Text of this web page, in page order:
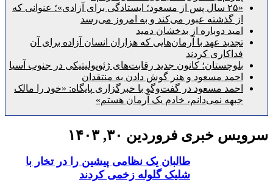
«۲۵ سال پس از مسعود؛ ایستادگی برای آزادی»؛ عنوانی که
از گذشته عبور می‌کند و به امروز می‌رسد
امید دوباره از بدخشان دمید
تجدید عهد با آرمان‌هایی که هزاران انسان آزاده برای آن
فداکاری کردند
بلوچستان؛ کانون جدید رقابت‌های ژئوپولیتیکی در جنوب آسیا
احمد مسعود و هنر گوش دادن به منتقدان
احمد مسعود در گفت‌وگو با خبرگزاری پایگاه: «خود را مالک
جبهه نمی‌دانم، خادم یک آرمان هستم»
خبری فروردین ۳۰, ۱۴۰۳
طالبان یک نظامی پیشین را در تخار با
شلیک گلوله زخمی کردند